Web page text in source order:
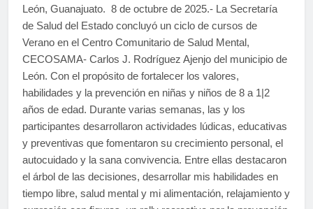
León, Guanajuato. 8 de octubre de 2025.- La Secretaría
de Salud del Estado concluyó un ciclo de cursos de
Verano en el Centro Comunitario de Salud Mental,
CECOSAMA- Carlos J. Rodríguez Ajenjo del municipio de
León. Con el propósito de fortalecer los valores,
habilidades y la prevención en niñas y niños de 8 a 1|2
años de edad. Durante varias semanas, las y los
participantes desarrollaron actividades lúdicas, educativas
y preventivas que fomentaron su crecimiento personal, el
autocuidado y la sana convivencia. Entre ellas destacaron
el árbol de las decisiones, desarrollar mis habilidades en
tiempo libre, salud mental y mi alimentación, relajamiento y